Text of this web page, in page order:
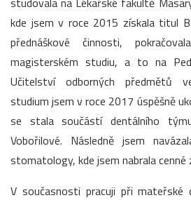
kde jsem v roce 2015 získala titul
přednáškové činnosti,
magisterském studiu, a to na
Učitelství odborných předmětů
studium jsem v roce 2017 úspěšně
se stala součástí dentálního
Vobořilové. Následně jsem
stomatology, kde jsem nabrala cenné
V současnosti pracuji při mateřské